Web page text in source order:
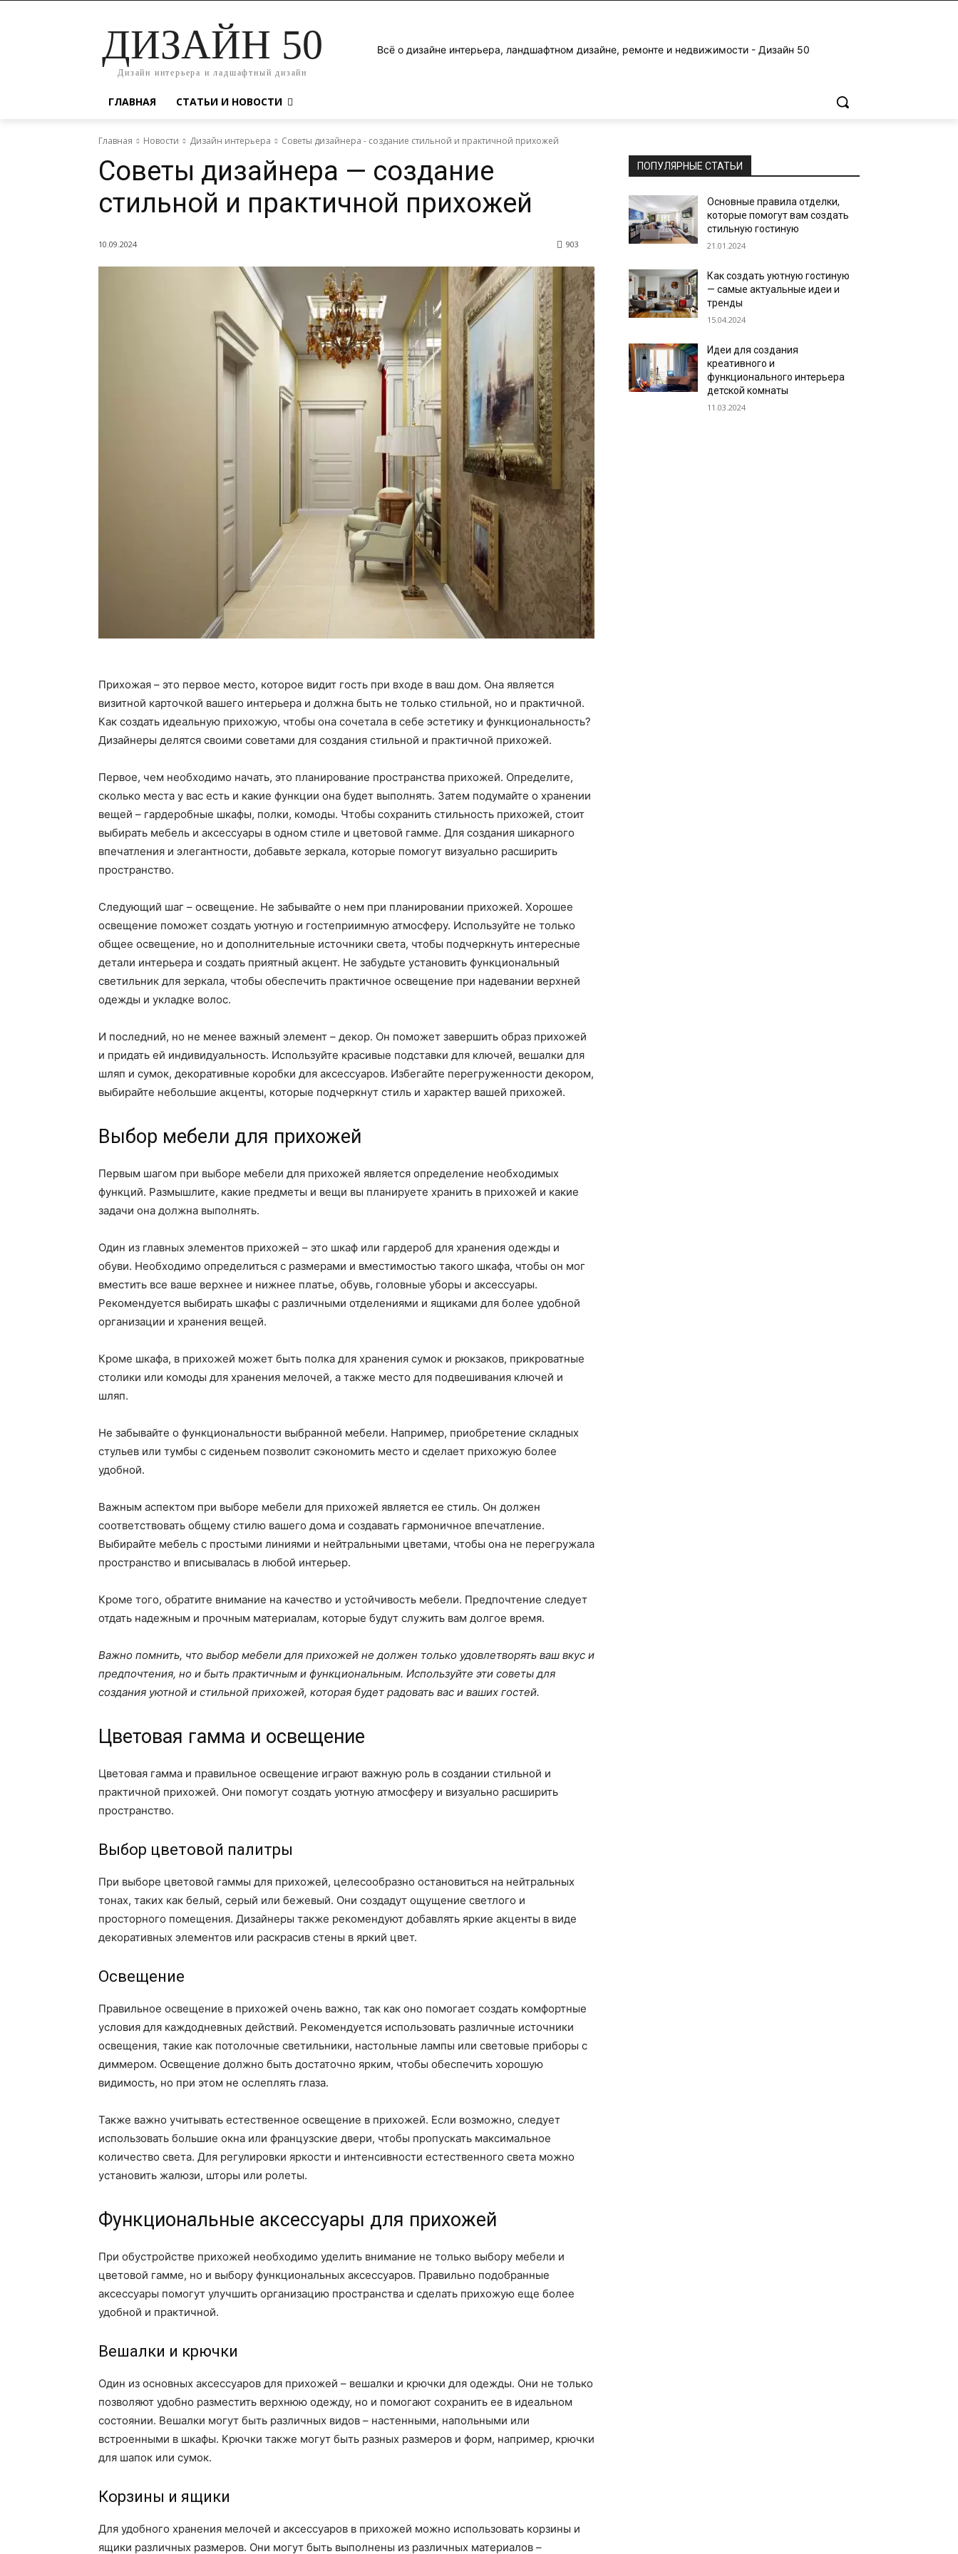
ДИЗАЙН 50
Дизайн интерьера и ладшафтный дизайн
Всё о дизайне интерьера, ландшафтном дизайне, ремонте и недвижимости - Дизайн 50
ГЛАВНАЯ СТАТЬИ И НОВОСТИ
Главная Новости Дизайн интерьера Советы дизайнера - создание стильной и практичной прихожей
Советы дизайнера — создание
стильной и практичной прихожей
10.09.2024 903
Прихожая – это первое место, которое видит гость при входе в ваш дом. Она является
визитной карточкой вашего интерьера и должна быть не только стильной, но и практичной.
Как создать идеальную прихожую, чтобы она сочетала в себе эстетику и функциональность?
Дизайнеры делятся своими советами для создания стильной и практичной прихожей.
Первое, чем необходимо начать, это планирование пространства прихожей. Определите,
сколько места у вас есть и какие функции она будет выполнять. Затем подумайте о хранении
вещей – гардеробные шкафы, полки, комоды. Чтобы сохранить стильность прихожей, стоит
выбирать мебель и аксессуары в одном стиле и цветовой гамме. Для создания шикарного
впечатления и элегантности, добавьте зеркала, которые помогут визуально расширить
пространство.
Следующий шаг – освещение. Не забывайте о нем при планировании прихожей. Хорошее
освещение поможет создать уютную и гостеприимную атмосферу. Используйте не только
общее освещение, но и дополнительные источники света, чтобы подчеркнуть интересные
детали интерьера и создать приятный акцент. Не забудьте установить функциональный
светильник для зеркала, чтобы обеспечить практичное освещение при надевании верхней
одежды и укладке волос.
И последний, но не менее важный элемент – декор. Он поможет завершить образ прихожей
и придать ей индивидуальность. Используйте красивые подставки для ключей, вешалки для
шляп и сумок, декоративные коробки для аксессуаров. Избегайте перегруженности декором,
выбирайте небольшие акценты, которые подчеркнут стиль и характер вашей прихожей.
Выбор мебели для прихожей
Первым шагом при выборе мебели для прихожей является определение необходимых
функций. Размышлите, какие предметы и вещи вы планируете хранить в прихожей и какие
задачи она должна выполнять.
Один из главных элементов прихожей – это шкаф или гардероб для хранения одежды и
обуви. Необходимо определиться с размерами и вместимостью такого шкафа, чтобы он мог
вместить все ваше верхнее и нижнее платье, обувь, головные уборы и аксессуары.
Рекомендуется выбирать шкафы с различными отделениями и ящиками для более удобной
организации и хранения вещей.
Кроме шкафа, в прихожей может быть полка для хранения сумок и рюкзаков, прикроватные
столики или комоды для хранения мелочей, а также место для подвешивания ключей и
шляп.
Не забывайте о функциональности выбранной мебели. Например, приобретение складных
стульев или тумбы с сиденьем позволит сэкономить место и сделает прихожую более
удобной.
Важным аспектом при выборе мебели для прихожей является ее стиль. Он должен
соответствовать общему стилю вашего дома и создавать гармоничное впечатление.
Выбирайте мебель с простыми линиями и нейтральными цветами, чтобы она не перегружала
пространство и вписывалась в любой интерьер.
Кроме того, обратите внимание на качество и устойчивость мебели. Предпочтение следует
отдать надежным и прочным материалам, которые будут служить вам долгое время.
Важно помнить, что выбор мебели для прихожей не должен только удовлетворять ваш вкус и
предпочтения, но и быть практичным и функциональным. Используйте эти советы для
создания уютной и стильной прихожей, которая будет радовать вас и ваших гостей.
Цветовая гамма и освещение
Цветовая гамма и правильное освещение играют важную роль в создании стильной и
практичной прихожей. Они помогут создать уютную атмосферу и визуально расширить
пространство.
Выбор цветовой палитры
При выборе цветовой гаммы для прихожей, целесообразно остановиться на нейтральных
тонах, таких как белый, серый или бежевый. Они создадут ощущение светлого и
просторного помещения. Дизайнеры также рекомендуют добавлять яркие акценты в виде
декоративных элементов или раскрасив стены в яркий цвет.
Освещение
Правильное освещение в прихожей очень важно, так как оно помогает создать комфортные
условия для каждодневных действий. Рекомендуется использовать различные источники
освещения, такие как потолочные светильники, настольные лампы или световые приборы с
диммером. Освещение должно быть достаточно ярким, чтобы обеспечить хорошую
видимость, но при этом не ослеплять глаза.
Также важно учитывать естественное освещение в прихожей. Если возможно, следует
использовать большие окна или французские двери, чтобы пропускать максимальное
количество света. Для регулировки яркости и интенсивности естественного света можно
установить жалюзи, шторы или ролеты.
Функциональные аксессуары для прихожей
При обустройстве прихожей необходимо уделить внимание не только выбору мебели и
цветовой гамме, но и выбору функциональных аксессуаров. Правильно подобранные
аксессуары помогут улучшить организацию пространства и сделать прихожую еще более
удобной и практичной.
Вешалки и крючки
Один из основных аксессуаров для прихожей – вешалки и крючки для одежды. Они не только
позволяют удобно разместить верхнюю одежду, но и помогают сохранить ее в идеальном
состоянии. Вешалки могут быть различных видов – настенными, напольными или
встроенными в шкафы. Крючки также могут быть разных размеров и форм, например, крючки
для шапок или сумок.
Корзины и ящики
Для удобного хранения мелочей и аксессуаров в прихожей можно использовать корзины и
ящики различных размеров. Они могут быть выполнены из различных материалов –
ПОПУЛЯРНЫЕ СТАТЬИ
Основные правила отделки,
которые помогут вам создать
стильную гостиную
21.01.2024
Как создать уютную гостиную
— самые актуальные идеи и
тренды
15.04.2024
Идеи для создания
креативного и
функционального интерьера
детской комнаты
11.03.2024